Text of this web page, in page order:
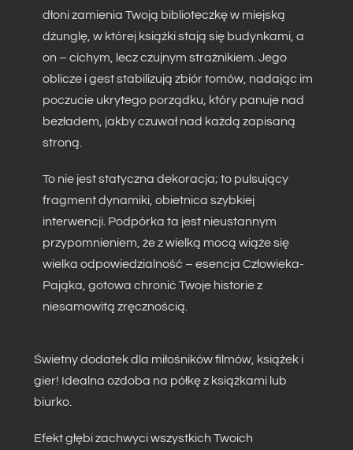
dłoni zamienia Twoją biblioteczkę w miejską
dżunglę, w której książki stają się budynkami, a
on – cichym, lecz czujnym strażnikiem. Jego
oblicze i gest stabilizują zbiór tomów, nadając im
poczucie ukrytego porządku, który panuje nad
bezładem, jakby czuwał nad każdą zapisaną
stroną.
To nie jest statyczna dekoracja; to pulsujący
fragment dynamiki, obietnica szybkiej
interwencji. Podpórka ta jest nieustannym
przypomnieniem, że z wielką mocą wiąże się
wielka odpowiedzialność – esencja Człowieka-
Pająka, gotowa chronić Twoje historie z
niesamowitą zręcznością.
Świetny dodatek dla miłośników filmów, książek i
gier! Idealna ozdoba na półkę z książkami lub
biurko.
Efekt głębi zachwyci wszystkich Twoich